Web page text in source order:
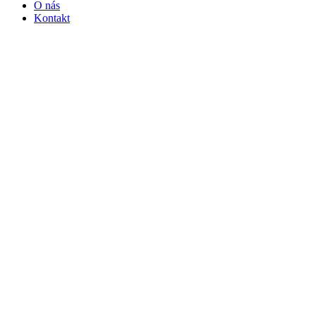
O nás
Kontakt